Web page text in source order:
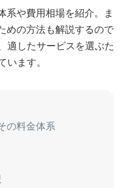
系や費用相場を紹介。ま
めの方法も解説するので
適したサービスを選ぶた
います。
の料金体系